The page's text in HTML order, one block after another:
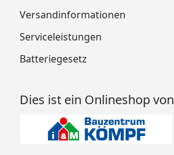
Versandinformationen
Serviceleistungen
Batteriegesetz
Dies ist ein Onlineshop von